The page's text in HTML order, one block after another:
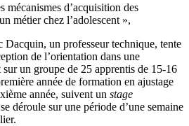
mécanismes d’acquisition des
métier chez l’adolescent »,
un professeur technique, tente
de l’orientation dans une
un groupe de 25 apprentis de 15-16
année de formation en ajustage
année, suivent un stage
déroule sur une période d’une semaine